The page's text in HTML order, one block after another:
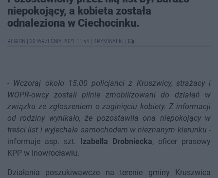
niepokojący, a kobieta została
odnaleziona w Ciechocinku.
REGION 30 WRZEŚNIA 2021 11:54 KRYMINAŁKI
- Wczoraj około 15.00 policjanci z Kruszwicy, strażacy i
WOPR-owcy zostali pilnie zmobilizowani do działań w
związku ze zgłoszeniem o zaginięciu kobiety. Z informacji
od rodziny wynikało, że pozostawiła ona niepokojący w
treści list i wyjechała samochodem w nieznanym kierunku -
informuje asp. szt.
Izabella Drobniecka, oficer prasowy
KPP w Inowrocławiu.
Działania poszukiwawcze na terenie gminy Kruszwica